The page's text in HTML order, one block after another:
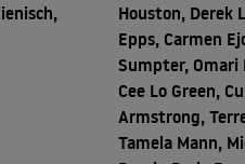
Houston, Derek
Epps, Carmen
Sumpter, Omari
Cee Lo Green,
Armstrong,
Tamela Mann,